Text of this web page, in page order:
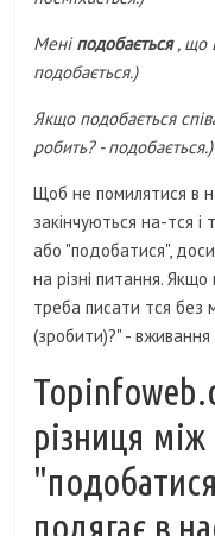
Меніподобається, що
подобається.)
Якщо подобається
робить? - подобається.)
Щоб не помилятися в
закінчуються на-тся і
або "подобатися",
на різні питання.
треба писати тся без
(зробити)?" -
різниця
полягає в